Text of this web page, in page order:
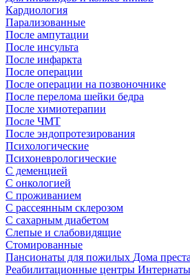
Кардиология
Парализованные
После ампутации
После инсульта
После инфаркта
После операции
После операции на позвоночнике
После перелома шейки бедра
После химиотерапии
После ЧМТ
После эндопротезирования
Психологические
Психоневрологические
С деменцией
С онкологией
С проживанием
С рассеянным склерозом
С сахарным диабетом
Слепые и слабовидящие
Стомированные
Пансионаты для пожилых Дома
Реабилитационные центры